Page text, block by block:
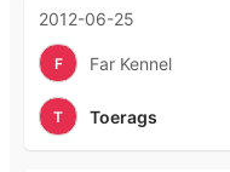
2012-06-25
F Far Kennel
T Toerags